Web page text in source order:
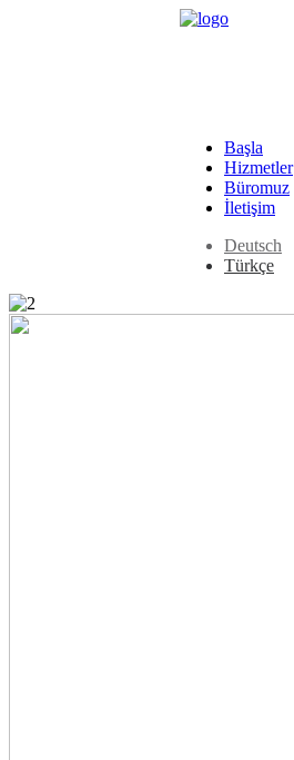
Başla
Hizmetler
Büromuz
İletişim
Deutsch
Türkçe